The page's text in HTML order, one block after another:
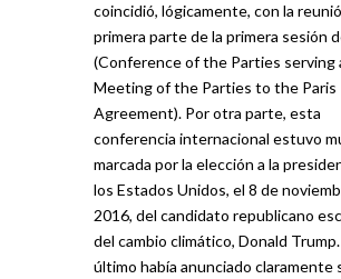
coincidió, lógicamente, con la
primera parte de la primera sesión
(Conference of the Parties serving
Meeting of the Parties to the Paris
Agreement). Por otra parte, esta
conferencia internacional estuvo
marcada por la elección a la
los Estados Unidos, el 8 de
2016, del candidato republicano
del cambio climático, Donald
último había anunciado claramente